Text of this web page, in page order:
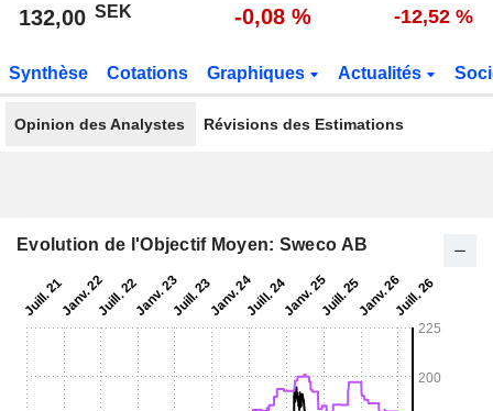
132,00 SEK -0,08 % -12,52 %
Synthèse Cotations Graphiques Actualités
Opinion des Analystes Révisions des Estimations
Evolution de l'Objectif Moyen: Sweco AB